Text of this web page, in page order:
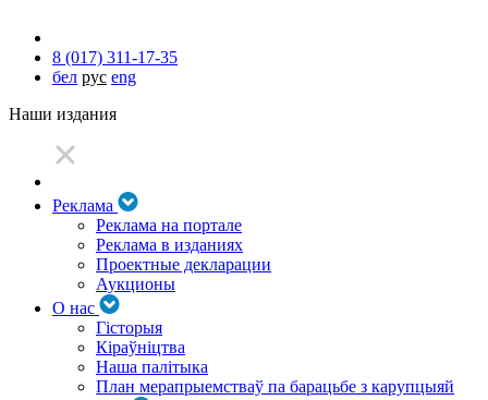
8 (017) 311-17-35
бел рус eng
Наши издания
Реклама
Реклама на портале
Реклама в изданиях
Проектные декларации
Аукционы
О нас
Гісторыя
Кіраўніцтва
Наша палітыка
План мерапрыемстваў па барацьбе з карупцыяй